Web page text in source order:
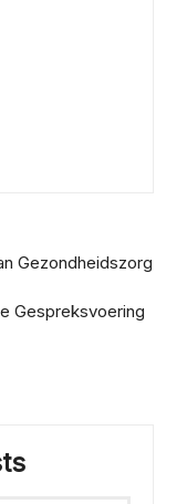
Gezondheidszorg
Gespreksvoering